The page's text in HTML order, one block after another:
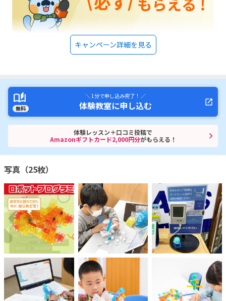
キャンペーン詳細を見る
無料
＼ 1分で申し込み完了！ ／
体験教室に申し込む
体験レッスン＋口コミ投稿で
Amazonギフトカード2,000円分がもらえる！
写真（25枚）